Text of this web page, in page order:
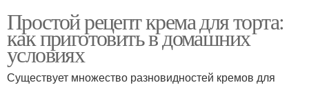
Простой рецепт крема для торта:
как приготовить в домашних
условиях
Существует множество разновидностей кремов для